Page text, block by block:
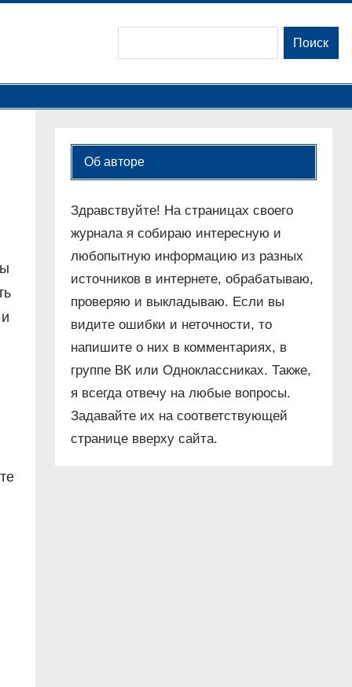
Поиск
Об авторе
Здравствуйте! На страницах своего
журнала я собираю интересную и
любопытную информацию из разных
источников в интернете, обрабатываю,
проверяю и выкладываю. Если вы
видите ошибки и неточности, то
напишите о них в комментариях, в
группе ВК или Одноклассниках. Также,
я всегда отвечу на любые вопросы.
Задавайте их на соответствующей
странице вверху сайта.